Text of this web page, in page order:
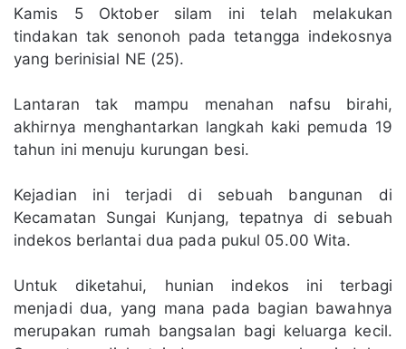
Kamis 5 Oktober silam ini telah melakukan
tindakan tak senonoh pada tetangga indekosnya
yang berinisial NE (25).
Lantaran tak mampu menahan nafsu birahi,
akhirnya menghantarkan langkah kaki pemuda 19
tahun ini menuju kurungan besi.
Kejadian ini terjadi di sebuah bangunan di
Kecamatan Sungai Kunjang, tepatnya di sebuah
indekos berlantai dua pada pukul 05.00 Wita.
Untuk diketahui, hunian indekos ini terbagi
menjadi dua, yang mana pada bagian bawahnya
merupakan rumah bangsalan bagi keluarga kecil.